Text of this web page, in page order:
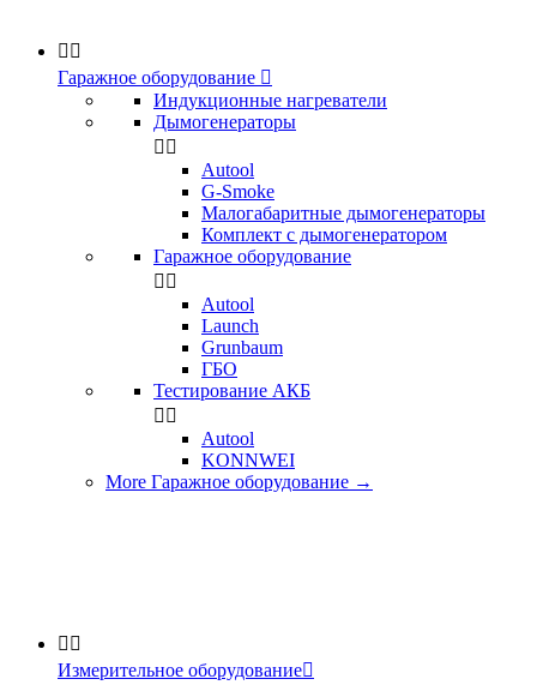
 
Гаражное оборудование 
Индукционные нагреватели
Дымогенераторы
 
Аutool
G-Smoke
Малогабаритные дымогенераторы
Комплект с дымогенератором
Гаражное оборудование
 
Autool
Launch
Grunbaum
ГБО
Тестирование АКБ
 
Autool
KONNWEI
More Гаражное оборудование →
 
Измерительное оборудование